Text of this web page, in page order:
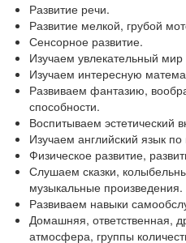
Развитие речи.
Развитие мелкой, грубой
Сенсорное развитие.
Изучаем увлекательный мир
Изучаем интересную
Развиваем фантазию,
способности.
Воспитываем эстетический
Изучаем английский язык
Физическое развитие,
Слушаем сказки,
музыкальные произведения.
Развиваем навыки
Домашняя, ответственная,
атмосфера, группы